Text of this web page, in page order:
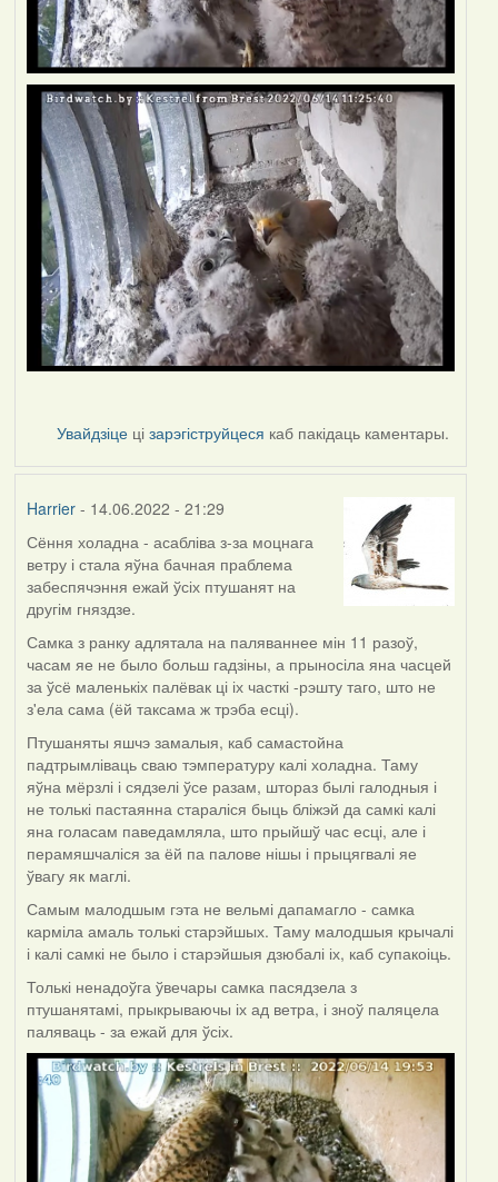
Увайдзіце цізарэгіструйцеся каб пакідаць каментары.
Harrier- 14.06.2022 - 21:29
Сёння холадна - асабліва з-за моцнага
ветру і стала яўна бачная праблема
забеспячэння ежай ўсіх птушанят на
другім гняздзе.
Самка з ранку адлятала на паляваннее мін 11 разоў,
часам яе не было больш гадзіны, а прыносіла яна часцей
за ўсё маленькіх палёвак ці іх часткі -рэшту таго, што не
з'ела сама (ёй таксама ж трэба есці).
Птушаняты яшчэ замалыя, каб самастойна
падтрымліваць сваю тэмпературу калі холадна. Таму
яўна мёрзлі і сядзелі ўсе разам, штораз былі галодныя і
не толькі пастаянна стараліся быць бліжэй да самкі калі
яна голасам паведамляла, што прыйшў час есці, але і
перамяшчаліся за ёй па палове нішы і прыцягвалі яе
ўвагу як маглі.
Самым малодшым гэта не вельмі дапамагло - самка
карміла амаль толькі старэйшых. Таму малодшыя крычалі
і калі самкі не было і старэйшыя дзюбалі іх, каб супакоіць.
Толькі ненадоўга ўвечары самка пасядзела з
птушанятамі, прыкрываючы іх ад ветра, і зноў паляцела
паляваць - за ежай для ўсіх.